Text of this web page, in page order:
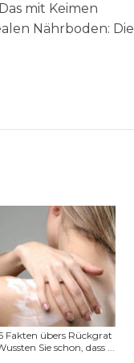
mit Keimen
Nährboden: Die
Fakten übers Rückgrat
Sie schon, dass ...